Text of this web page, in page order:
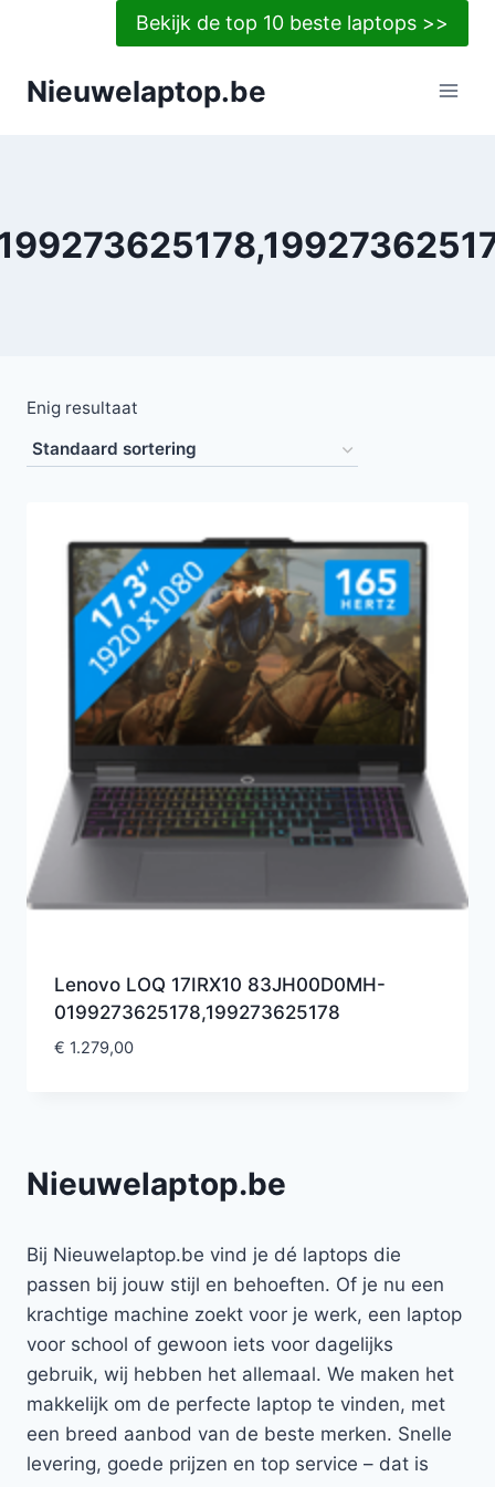
Bekijk de top 10 beste laptops >>
Nieuwelaptop.be
Enig resultaat
Lenovo LOQ 17IRX10 83JH00D0MH-
0199273625178,199273625178
€ 1.279,00
Nieuwelaptop.be
Bij Nieuwelaptop.be vind je dé laptops die
passen bij jouw stijl en behoeften. Of je nu een
krachtige machine zoekt voor je werk, een laptop
voor school of gewoon iets voor dagelijks
gebruik, wij hebben het allemaal. We maken het
makkelijk om de perfecte laptop te vinden, met
een breed aanbod van de beste merken. Snelle
levering, goede prijzen en top service – dat is